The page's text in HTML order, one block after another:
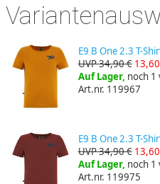
E9 B One 2.3 T-
UVP 34,90 €
Auf Lager, noch 1
Art.nr. 119967
E9 B One 2.3 T-
UVP 34,90 €
Auf Lager, noch 1
Art.nr. 119975